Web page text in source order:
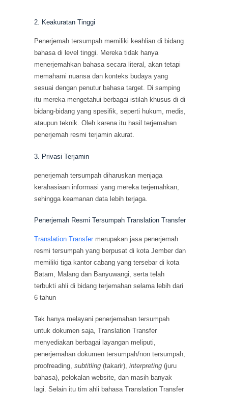
2. Keakuratan Tinggi
Penerjemah tersumpah memiliki keahlian di bidang
bahasa di level tinggi. Mereka tidak hanya
menerjemahkan bahasa secara literal, akan tetapi
memahami nuansa dan konteks budaya yang
sesuai dengan penutur bahasa target. Di samping
itu mereka mengetahui berbagai istilah khusus di di
bidang-bidang yang spesifik, seperti hukum, medis,
ataupun teknik. Oleh karena itu hasil terjemahan
penerjemah resmi terjamin akurat.
3. Privasi Terjamin
penerjemah tersumpah diharuskan menjaga
kerahasiaan informasi yang mereka terjemahkan,
sehingga keamanan data lebih terjaga.
Penerjemah Resmi Tersumpah Translation Transfer
Translation Transfer merupakan jasa penerjemah
resmi tersumpah yang berpusat di kota Jember dan
memiliki tiga kantor cabang yang tersebar di kota
Batam, Malang dan Banyuwangi, serta telah
terbukti ahli di bidang terjemahan selama lebih dari
6 tahun
Tak hanya melayani penerjemahan tersumpah
untuk dokumen saja, Translation Transfer
menyediakan berbagai layangan meliputi,
penerjemahan dokumen tersumpah/non tersumpah,
proofreading,subtitling (takarir),interpreting (juru
bahasa), pelokalan website, dan masih banyak
lagi. Selain itu tim ahli bahasa Translation Transfer